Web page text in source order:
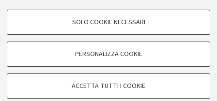
COOKIE DI PROFILAZIONE - FACOLTATIVI
COOKIE TECNICI - NECESSARI
SOLO COOKIE NECESSARI
PERSONALIZZA COOKIE
ACCETTA TUTTI I COOKIE
© Copyright 2026 - ALMA MATER STUDIORUM - Università di
Bologna - Via Zamboni, 33 - 40126 Bologna - PI: 01131710376 -
CF: 80007010376